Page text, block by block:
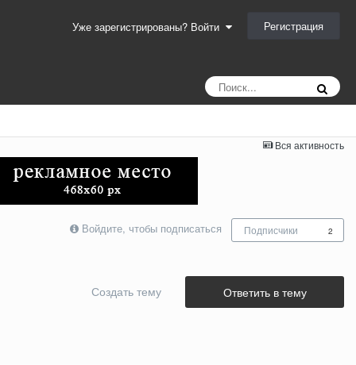
Уже зарегистрированы? Войти Регистрация
Вся активность
Войдите, чтобы подписаться Подписчики 2
Ответить в тему
Создать тему